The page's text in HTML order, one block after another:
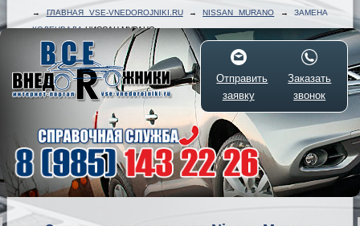
→ГЛАВНАЯ VSE-VNEDOROJNIKI.RU→NISSAN MURANO → ЗАМЕНА
КОЛЕНВАЛАНИССАН МУРАНО
Отправить
заявку
Заказать
звонок